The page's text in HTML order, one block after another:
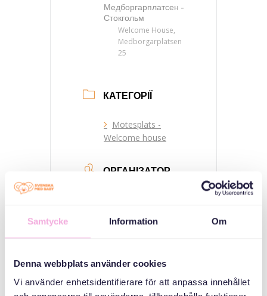
Samtycke Information Om
Denna webbplats använder cookies
Vi använder enhetsidentifierare för att anpassa innehållet
Медборгарплатсен -
Стокгольм
Welcome House,
Medborgarplatsen
25
КАТЕГОРІЇ
Mötesplats -
Welcome house
ОРГАНІЗАТОР
Svenska med baby